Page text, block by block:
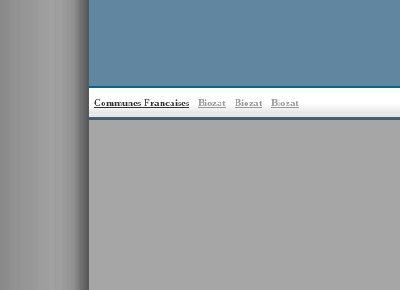
Communes Francaises - Biozat - Biozat - Biozat